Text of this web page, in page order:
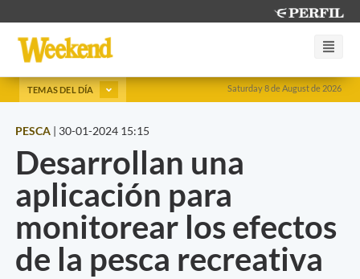
Saturday 8 de August de 2026
TEMAS DEL DÍA
PESCA | 30-01-2024 15:15
Desarrollan una
aplicación para
monitorear los efectos
de la pesca recreativa